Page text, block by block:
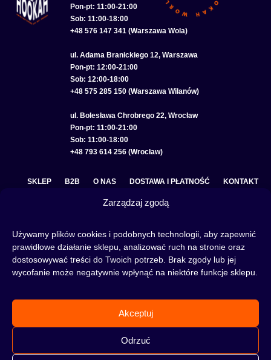
Zarządzaj zgodą
Używamy plików cookies i podobnych technologii, aby zapewnić
prawidłowe działanie sklepu, analizować ruch na stronie oraz
dostosowywać treści do Twoich potrzeb. Brak zgody lub jej
wycofanie może negatywnie wpłynąć na niektóre funkcje sklepu.
Akceptuj
Odrzuć
Pon-pt: 11:00-21:00
Sob: 11:00-18:00
+48 576 147 341 (Warszawa Wola)
ul. Adama Branickiego 12, Warszawa
Pon-pt: 12:00-21:00
Sob: 12:00-18:00
+48 575 285 150 (Warszawa Wilanów)
ul. Bolesława Chrobrego 22, Wrocław
Pon-pt: 11:00-21:00
Sob: 11:00-18:00
+48 793 614 256 (Wrocław)
SKLEP B2B O NAS DOSTAWA I PŁATNOŚĆ KONTAKT
POLITYKA PRYWATNOŚCI
to miejsce jest idealne dla Ciebie! Odwiedź nasz
artykułów, albo nie czekaj i od razu przejdź do naszego shisha-sklepu i zacznij zakupy.